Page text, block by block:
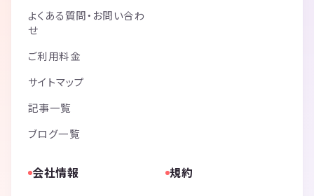
よくある質問・お問い合わ
せ
ご利用料金
サイトマップ
記事一覧
ブログ一覧
会社情報 規約